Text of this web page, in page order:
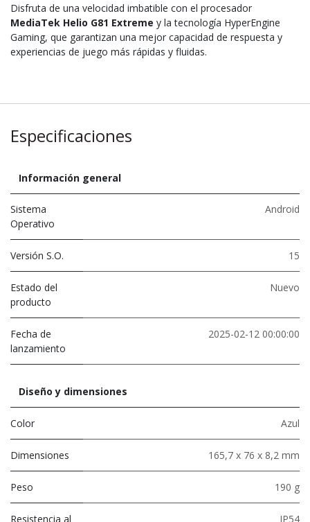
Disfruta de una velocidad imbatible con el procesador
MediaTek Helio G81 Extreme y la tecnología HyperEngine
Gaming, que garantizan una mejor capacidad de respuesta y
experiencias de juego más rápidas y fluidas.
Especificaciones
Información general
Sistema
Operativo
Android
Versión S.O. 15
Estado del
producto
Nuevo
Fecha de
lanzamiento
2025-02-12 00:00:00
Diseño y dimensiones
Color Azul
Dimensiones 165,7 x 76 x 8,2 mm
Peso 190 g
Resistencia al IP54